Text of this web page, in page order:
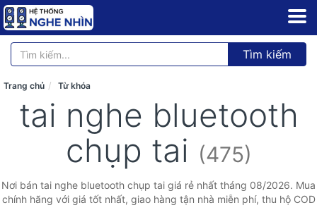
Tìm kiếm
Trang chủ Từ khóa
tai nghe bluetooth
chụp tai (475)
Nơi bán tai nghe bluetooth chụp tai giá rẻ nhất tháng 08/2026. Mua
chính hãng với giá tốt nhất, giao hàng tận nhà miễn phí, thu hộ COD